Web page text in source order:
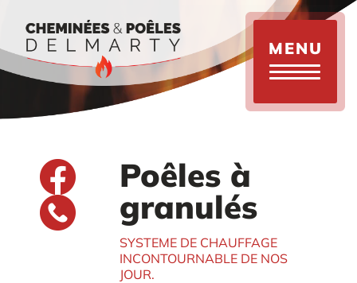
contenu
principal
MENU
Poêles à
granulés
SYSTEME DE CHAUFFAGE
INCONTOURNABLE DE NOS
JOUR.